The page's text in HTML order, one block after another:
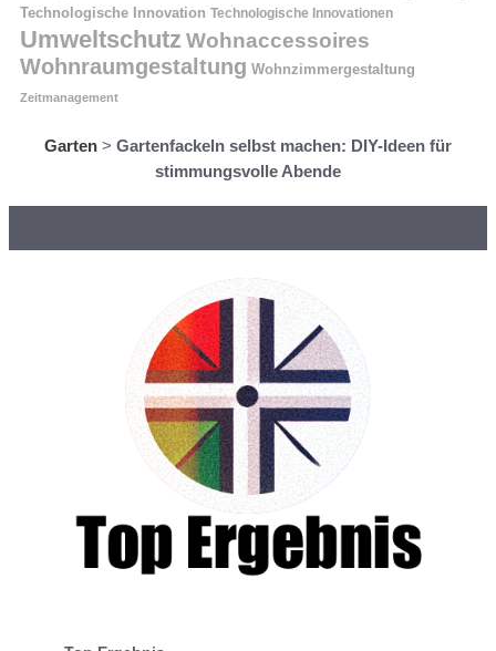
Technologische Innovation Technologische Innovationen
Umweltschutz Wohnaccessoires
Wohnraumgestaltung Wohnzimmergestaltung
Zeitmanagement
Garten > Gartenfackeln selbst machen: DIY-Ideen für
stimmungsvolle Abende